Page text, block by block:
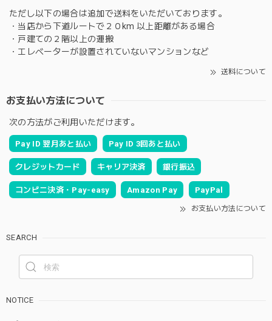
ただし以下の場合は追加で送料をいただいております。
・当店から下道ルートで２０km 以上距離がある場合
・戸建ての２階以上の運搬
・エレベーターが設置されていないマンションなど
送料について
お支払い方法について
次の方法がご利用いただけます。
Pay ID 翌月あと払い Pay ID 3回あと払い
クレジットカード キャリア決済 銀行振込
コンビニ決済・Pay-easy Amazon Pay PayPal
お支払い方法について
SEARCH
NOTICE